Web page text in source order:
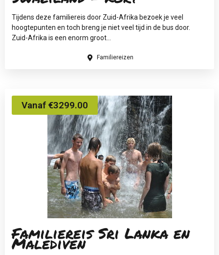
Tijdens deze familiereis door Zuid-Afrika bezoek je veel
hoogtepunten en toch breng je niet veel tijd in de bus door.
Zuid-Afrika is een enorm groot...
Familiereizen
Familiereis Sri Lanka en
Malediven
Vanaf €3299.00